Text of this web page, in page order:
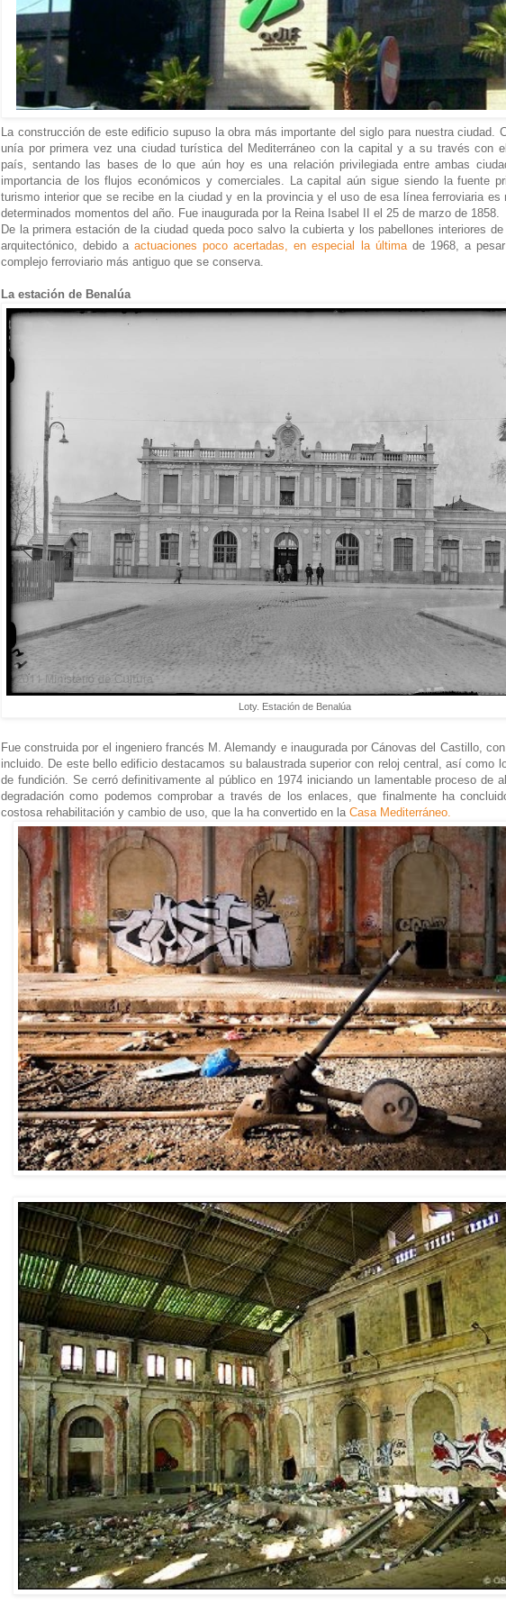
La construcción de este edificio supuso la obra más importante del siglo para nuestra ciudad.
unía por primera vez una ciudad turística del Mediterráneo con la capital y a su través con
país, sentando las bases de lo que aún hoy es una relación privilegiada entre ambas
importancia de los flujos económicos y comerciales. La capital aún sigue siendo la fuente
turismo interior que se recibe en la ciudad y en la provincia y el uso de esa línea ferroviaria es
determinados momentos del año. Fue inaugurada por la Reina Isabel II el 25 de marzo de 1858.
De la primera estación de la ciudad queda poco salvo la cubierta y los pabellones interiores de
arquitectónico, debido aactuaciones poco acertadas, en especial la últimade 1968, a
complejo ferroviario más antiguo que se conserva.
La estación de Benalúa
Loty. Estación de Benalúa
Fue construida por el ingeniero francés M. Alemandy e inaugurada por Cánovas del Castillo,
incluido. De este bello edificio destacamos su balaustrada superior con reloj central, así como
de fundición. Se cerró definitivamente al público en 1974 iniciando un lamentable proceso de
degradación como podemos comprobar a través de los enlaces, que finalmente ha
costosa rehabilitación y cambio de uso, que la ha convertido en la Casa Mediterráneo.